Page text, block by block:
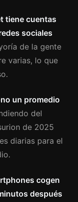
tiene cuentas
sociales
de la gente
varias, lo que
un promedio
del
de 2025
diarias para el
cogen
después